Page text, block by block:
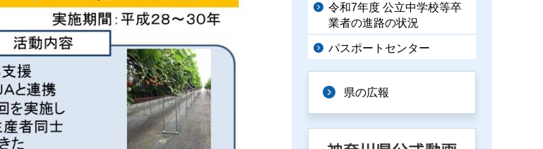
令和7年度 公立中学校等卒
業者の進路の状況
パスポートセンター
県の広報